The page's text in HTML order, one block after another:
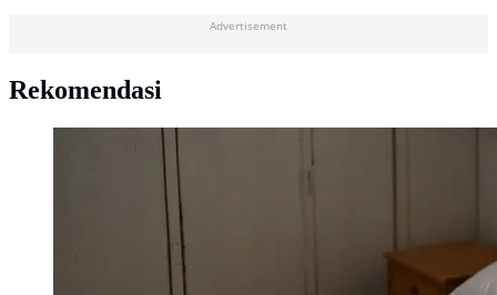
Advertisement
Rekomendasi